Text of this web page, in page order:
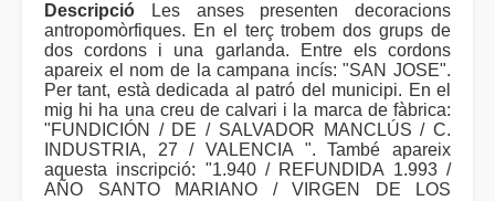
Descripció Les anses presenten decoracions
antropomòrfiques. En el terç trobem dos grups de
dos cordons i una garlanda. Entre els cordons
apareix el nom de la campana incís: "SAN JOSE".
Per tant, està dedicada al patró del municipi. En el
mig hi ha una creu de calvari i la marca de fàbrica:
"FUNDICIÓN / DE / SALVADOR MANCLÚS / C.
INDUSTRIA, 27 / VALENCIA ". També apareix
aquesta inscripció: "1.940 / REFUNDIDA 1.993 /
AÑO SANTO MARIANO / VIRGEN DE LOS